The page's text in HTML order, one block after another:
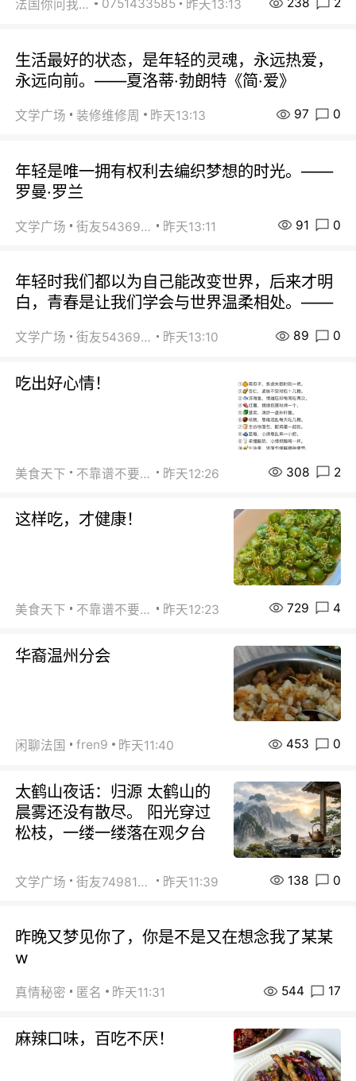
法国你问我答 0751433585 昨天13:13 238 2
生活最好的状态，是年轻的灵魂，永远热爱，
永远向前。——夏洛蒂·勃朗特《简·爱》
文学广场 装修维修周 昨天13:13 97 0
年轻是唯一拥有权利去编织梦想的时光。——
罗曼·罗兰
文学广场 街友54369822 昨天13:11 91 0
年轻时我们都以为自己能改变世界，后来才明
白，青春是让我们学会与世界温柔相处。——
文学广场 街友54369822 昨天13:10 89 0
吃出好心情！
美食天下 不靠谱不要联系 昨天12:26 308 2
这样吃，才健康！
美食天下 不靠谱不要联系 昨天12:23 729 4
华裔温州分会
闲聊法国 fren9 昨天11:40 453 0
太鹤山夜话：归源 太鹤山的
晨雾还没有散尽。 阳光穿过
松枝，一缕一缕落在观夕台
文学广场 街友74981146 昨天11:39 138 0
昨晚又梦见你了，你是不是又在想念我了某某
w
真情秘密 匿名 昨天11:31 544 17
麻辣口味，百吃不厌！